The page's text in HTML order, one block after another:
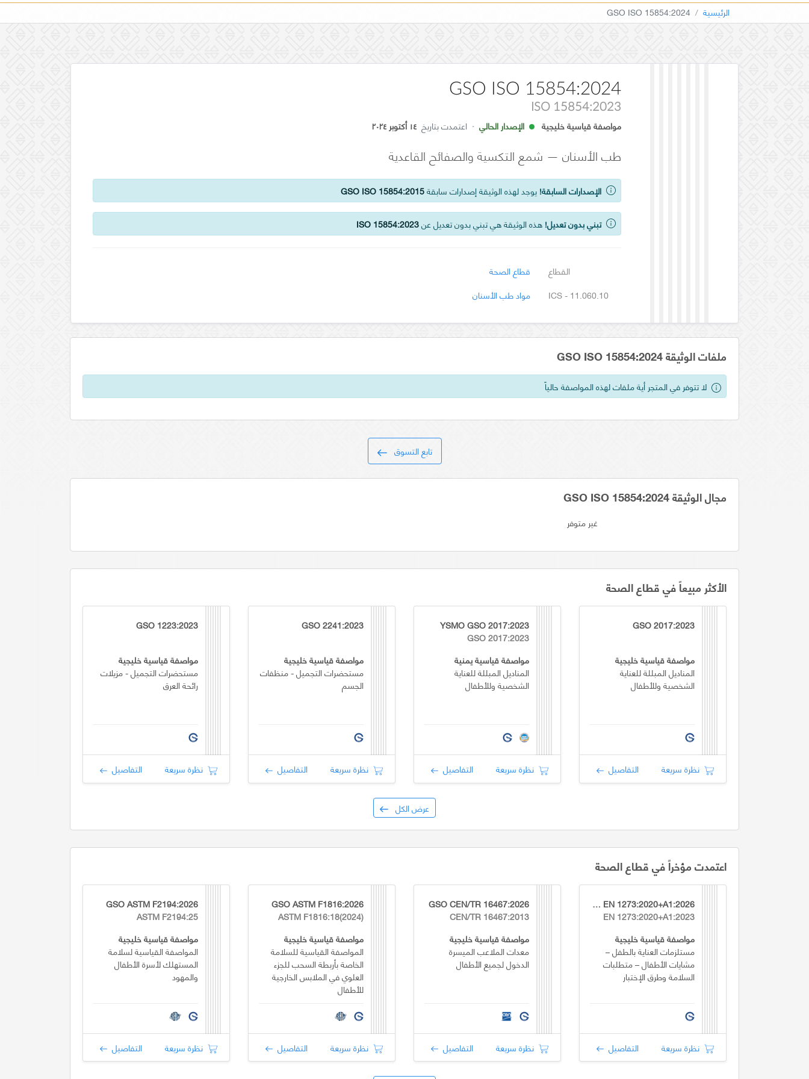
الرئيسية GSO ISO 15854:2024
GSO ISO 15854:2024
ISO 15854:2023
مواصفة قياسية خليجية الإصدار الحالي · اعتمدت بتاريخ ١٤ أكتوبر ٢٠٢٤
طب الأسنان — شمع التكسية والصفائح القاعدية
الإصدارات السابقة! يوجد لهذه الوثيقة إصدارات سابقةGSO ISO 15854:2015
تبني بدون تعديل! هذه الوثيقة هي تبني بدون تعديل عنISO 15854:2023
القطاع
قطاع الصحة
ICS - 11.060.10
مواد طب الأسنان
ملفات الوثيقة GSO ISO 15854:2024
لا تتوفر في المتجر أية ملفات لهذه المواصفة حالياً
تابع التسوق
مجال الوثيقة GSO ISO 15854:2024
غير متوفر
الأكثر مبيعاً في قطاع الصحة
GSO 2017:2023
مواصفة قياسية خليجية
المناديل المبللة للعناية
الشخصية وللأطفال
نظرة سريعة التفاصيل
YSMO GSO 2017:2023
GSO 2017:2023
مواصفة قياسية يمنية
المناديل المبللة للعناية
الشخصية وللأطفال
نظرة سريعة التفاصيل
GSO 2241:2023
مواصفة قياسية خليجية
مستحضرات التجميل - منظفات
الجسم
نظرة سريعة التفاصيل
GSO 1223:2023
مواصفة قياسية خليجية
مستحضرات التجميل - مزيلات
رائحة العرق
نظرة سريعة التفاصيل
عرض الكل
اعتمدت مؤخراً في قطاع الصحة
GSO EN 1273:2020+A1:2026
EN 1273:2020+A1:2023
مواصفة قياسية خليجية
مستلزمات العناية بالطفل –
مشايات الأطفال – متطلبات
السلامة وطرق الإختبار
نظرة سريعة التفاصيل
GSO CEN/TR 16467:2026
CEN/TR 16467:2013
مواصفة قياسية خليجية
معدات الملاعب الميسرة
الدخول لجميع الأطفال
نظرة سريعة التفاصيل
GSO ASTM F1816:2026
ASTM F1816:18(2024)
مواصفة قياسية خليجية
المواصفة القياسية للسلامة
الخاصة بأربطة السحب للجزء
العلوي في الملابس الخارجية
للأطفال
نظرة سريعة التفاصيل
GSO ASTM F2194:2026
ASTM F2194:25
مواصفة قياسية خليجية
المواصفة القياسية لسلامة
المستهلك لأسرة الأطفال
والمهود
نظرة سريعة التفاصيل